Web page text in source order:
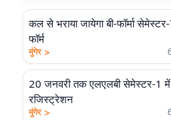
कल से भराया जायेगा बी-फॉर्मा सेमेस्टर-
फॉर्म
मुंगेर >
20 जनवरी तक एलएलबी सेमेस्टर-1 में
रजिस्ट्रेशन
मुंगेर >